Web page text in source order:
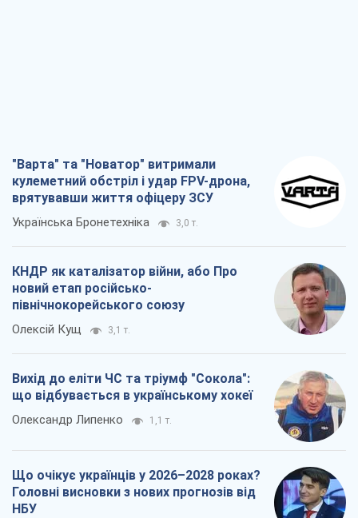
"Варта" та "Новатор" витримали
кулеметний обстріл і удар FPV-дрона,
врятувавши життя офіцеру ЗСУ
Українська Бронетехніка 3,0 т.
КНДР як каталізатор війни, або Про
новий етап російсько-
північнокорейського союзу
Олексій Кущ 3,1 т.
Вихід до еліти ЧС та тріумф "Сокола":
що відбувається в українському хокеї
Олександр Липенко 1,1 т.
Що очікує українців у 2026–2028 роках?
Головні висновки з нових прогнозів від
НБУ